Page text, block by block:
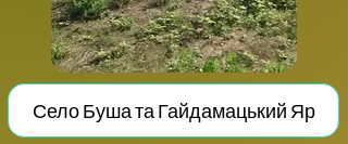
Село Буша та Гайдамацький Яр